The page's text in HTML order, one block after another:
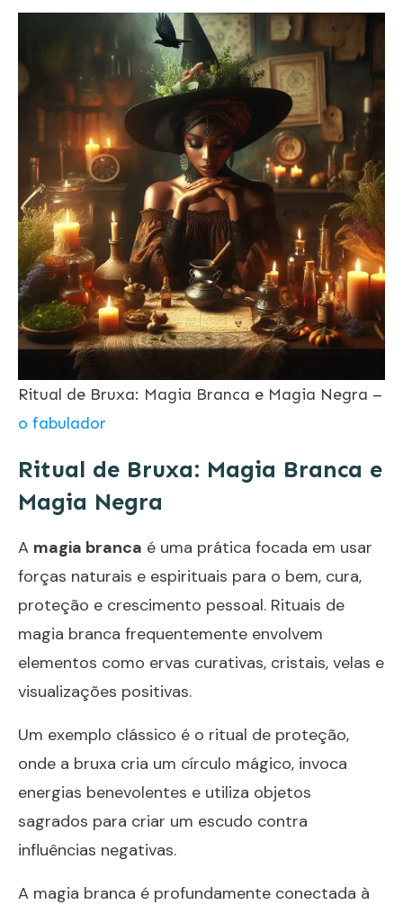
Ritual de Bruxa: Magia Branca e Magia Negra –
o fabulador
Ritual de Bruxa: Magia Branca e
Magia Negra
A magia branca é uma prática focada em usar
forças naturais e espirituais para o bem, cura,
proteção e crescimento pessoal. Rituais de
magia branca frequentemente envolvem
elementos como ervas curativas, cristais, velas e
visualizações positivas.
Um exemplo clássico é o ritual de proteção,
onde a bruxa cria um círculo mágico, invoca
energias benevolentes e utiliza objetos
sagrados para criar um escudo contra
influências negativas.
A magia branca é profundamente conectada à